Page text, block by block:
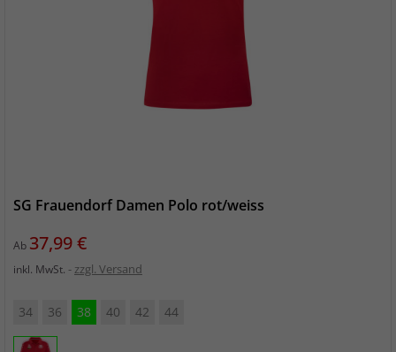
SG Frauendorf Damen Polo rot/weiss
Ab Preis
37,99 €
inkl. MwSt. zzgl. Versand
34 36 38 40 42 44